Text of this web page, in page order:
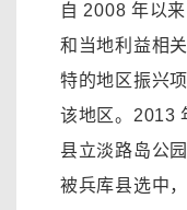
自 2008 年以
和当地利益相
特的地区振兴
该地区。2013
县立淡路岛公
被兵库县选中